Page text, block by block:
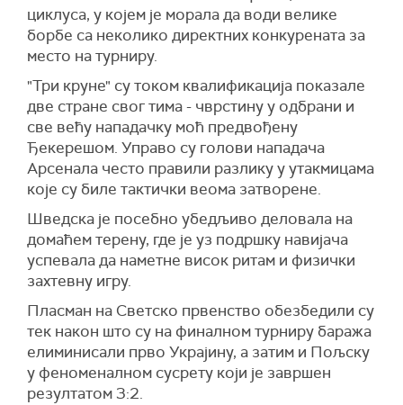
циклуса, у којем је морала да води велике
борбе са неколико директних конкурената за
место на турниру.
"Три круне" су током квалификација показале
две стране свог тима - чврстину у одбрани и
све већу нападачку моћ предвођену
Ђекерешом. Управо су голови нападача
Арсенала често правили разлику у утакмицама
које су биле тактички веома затворене.
Шведска је посебно убедљиво деловала на
домаћем терену, где је уз подршку навијача
успевала да наметне висок ритам и физички
захтевну игру.
Пласман на Светско првенство обезбедили су
тек након што су на финалном турниру баража
елиминисали прво Украјину, а затим и Пољску
у феноменалном сусрету који је завршен
резултатом 3:2.